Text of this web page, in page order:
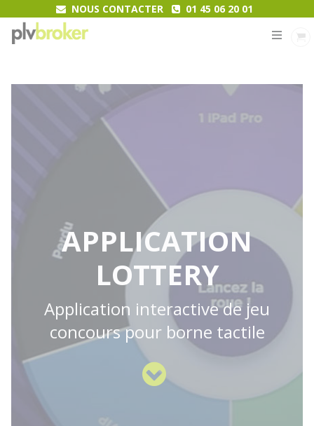
NOUS CONTACTER 01 45 06 20 01
APPLICATION
LOTTERY
Application interactive de jeu
concours pour borne tactile